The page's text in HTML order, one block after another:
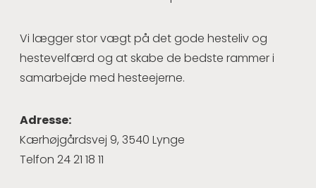
Vi lægger stor vægt på det gode hesteliv og
hestevelfærd og at skabe de bedste rammer i
samarbejde med hesteejerne.
Adresse:
Kærhøjgårdsvej 9, 3540 Lynge
Telfon 24 21 18 11